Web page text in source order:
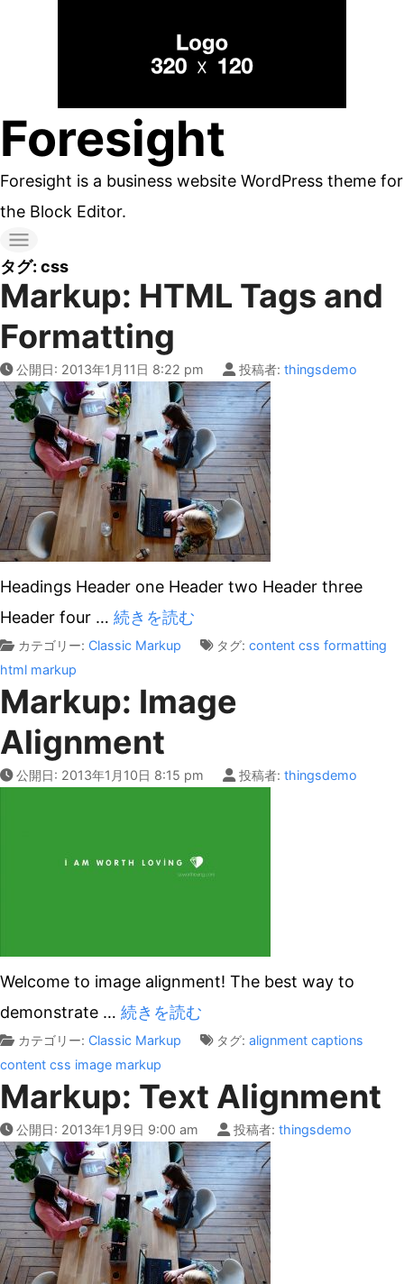
ツ
ッ
プ
す
る
Foresight
Foresight is a business website WordPress theme for
the Block Editor.
タグ: css
Markup: HTML Tags and
Formatting
公開日: 2013年1月11日 8:22 pm 投稿者: thingsdemo
Headings Header one Header two Header three
Header four … 続きを読む
カテゴリー: Classic Markup タグ: content css formatting
html markup
Markup: Image
Alignment
公開日: 2013年1月10日 8:15 pm 投稿者: thingsdemo
Welcome to image alignment! The best way to
demonstrate … 続きを読む
カテゴリー: Classic Markup タグ: alignment captions
content css image markup
Markup: Text Alignment
公開日: 2013年1月9日 9:00 am 投稿者: thingsdemo